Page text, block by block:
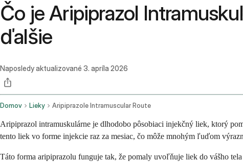
Čo je Aripiprazol
ďalšie
Naposledy aktualizované 3. apríla 2026
Domov Lieky Aripiprazole Intramuscular Route
Aripiprazol intramuskulárne je dlhodobo pôsobiaci injekčný liek, ktorý
tento liek vo forme injekcie raz za mesiac, čo môže mnohým ľuďom
Táto forma aripiprazolu funguje tak, že pomaly uvoľňuje liek do vášho